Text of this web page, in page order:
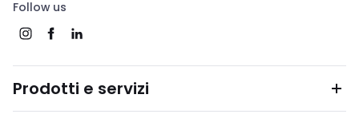
Follow us
Prodotti e servizi